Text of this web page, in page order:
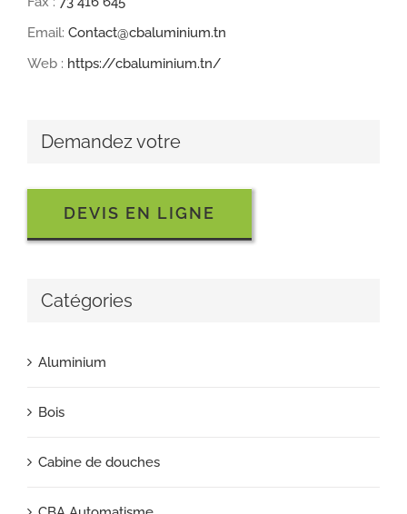
Email: Contact@cbaluminium.tn
Web : https://cbaluminium.tn/
Demandez votre
DEVIS EN LIGNE
Catégories
Aluminium
Bois
Cabine de douches